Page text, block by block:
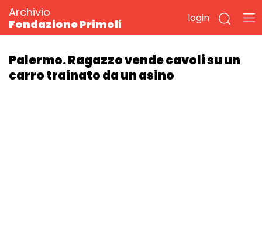
Archivio
Fondazione Primoli
login
Palermo. Ragazzo vende cavoli su un
carro trainato da un asino